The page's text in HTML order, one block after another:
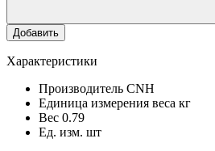
Добавить
Характеристики
Производитель CNH
Единица измерения веса кг
Вес 0.79
Ед. изм. шт